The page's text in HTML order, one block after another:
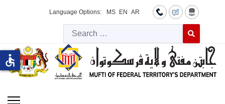
Language Options: MS EN AR
Type 2 or
accessible